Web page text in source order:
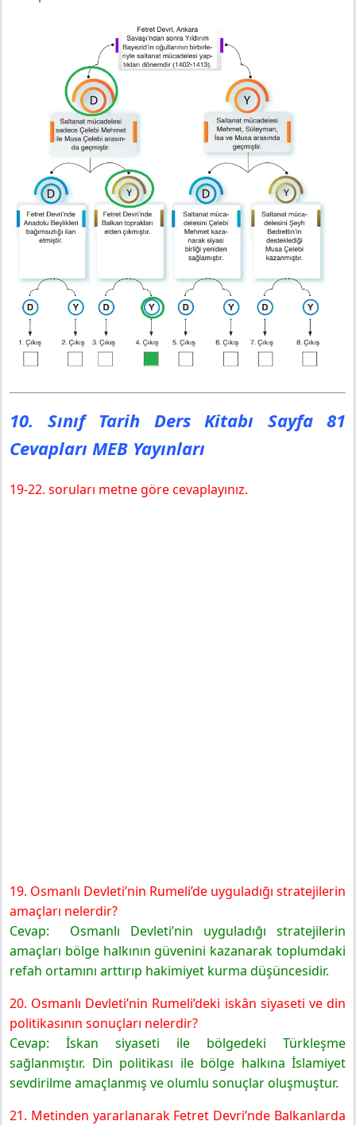
10. Sınıf Tarih Ders Kitabı Sayfa 81
Cevapları MEB Yayınları
19-22. soruları metne göre cevaplayınız.
19. Osmanlı Devleti’nin Rumeli’de uyguladığı stratejilerin
amaçları nelerdir?
Cevap: Osmanlı Devleti’nin uyguladığı stratejilerin
amaçları bölge halkının güvenini kazanarak toplumdaki
refah ortamını arttırıp hakimiyet kurma düşüncesidir.
20. Osmanlı Devleti’nin Rumeli’deki iskân siyaseti ve din
politikasının sonuçları nelerdir?
Cevap: İskan siyaseti ile bölgedeki Türkleşme
sağlanmıştır. Din politikası ile bölge halkına İslamiyet
sevdirilme amaçlanmış ve olumlu sonuçlar oluşmuştur.
21. Metinden yararlanarak Fetret Devri’nde Balkanlarda